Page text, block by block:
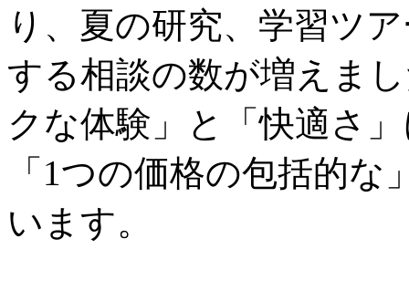
り、夏の研究、学習ツ
する相談の数が増えま
クな体験」と「快適さ
「1つの価格の包括的
います。